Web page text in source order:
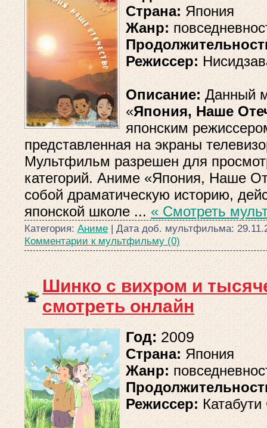
Страна: Япония
Жанр:
Режиссер:
Описание:Данный
«Япония, Наше
японским
представленная на экраны
Мультфильм разрешен для
категорий. Аниме «Япония, Наше
собой драматическую историю,
японской школе ... « Смотреть
Категория: Аниме | Дата доб. мультфильма:
Комментарии к мультфильму (0)
Шинко с вихром и
смотреть онлайн
Год: 2009
Страна: Япония
Жанр:
Режиссер: